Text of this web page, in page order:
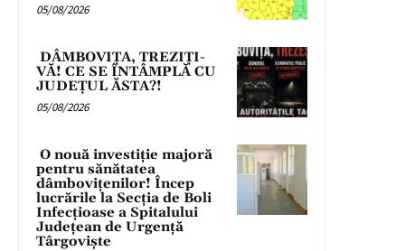
05/08/2026
DÂMBOVIȚA, TREZIȚI-
VĂ! CE SE ÎNTÂMPLĂ CU
JUDEȚUL ĂSTA?!
05/08/2026
O nouă investiție majoră
pentru sănătatea
dâmbovițenilor! Încep
lucrările la Secția de Boli
Infecțioase a Spitalului
Județean de Urgență
Târgoviște